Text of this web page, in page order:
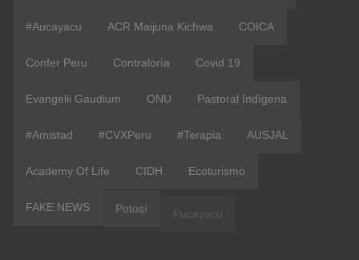
#Aucayacu ACR Maijuna Kichwa COICA
Confer Peru Contraloría Covid 19
Evangelii Gaudium ONU Pastoral Indígena
#Amistad #CVXPeru #terapia AUSJAL
Academy Of Life CIDH Ecoturismo
FAKE NEWS Potosí Pucayacu